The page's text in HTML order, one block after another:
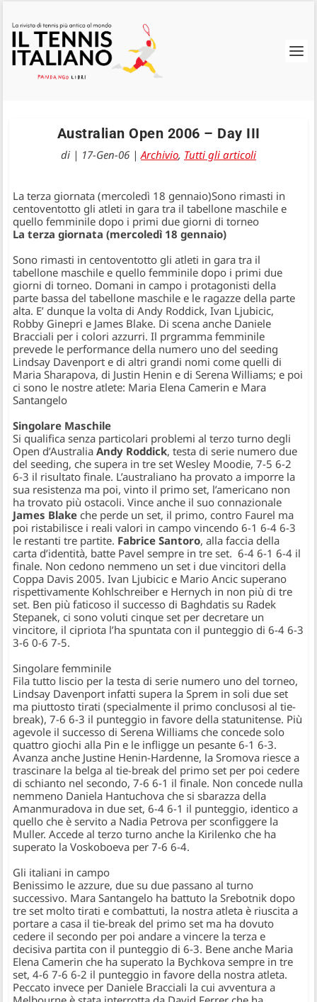
Australian Open 2006 – Day III
di | 17-Gen-06 |Archivio, Tutti gli articoli
La terza giornata (mercoledì 18 gennaio)Sono rimasti in
centoventotto gli atleti in gara tra il tabellone maschile e
quello femminile dopo i primi due giorni di torneo
La terza giornata (mercoledì 18 gennaio)
Sono rimasti in centoventotto gli atleti in gara tra il
tabellone maschile e quello femminile dopo i primi due
giorni di torneo. Domani in campo i protagonisti della
parte bassa del tabellone maschile e le ragazze della parte
alta. E’ dunque la volta di Andy Roddick, Ivan Ljubicic,
Robby Ginepri e James Blake. Di scena anche Daniele
Bracciali per i colori azzurri. Il prgramma femminile
prevede le performance della numero uno del seeding
Lindsay Davenport e di altri grandi nomi come quelli di
Maria Sharapova, di Justin Henin e di Serena Williams; e poi
ci sono le nostre atlete: Maria Elena Camerin e Mara
Santangelo
Singolare Maschile
Si qualifica senza particolari problemi al terzo turno degli
Open d’AustraliaAndy Roddick, testa di serie numero due
del seeding, che supera in tre set Wesley Moodie, 7-5 6-2
6-3 il risultato finale. L’australiano ha provato a imporre la
sua resistenza ma poi, vinto il primo set, l’americano non
ha trovato più ostacoli. Vince anche il suo connazionale
James Blake che perde un set, il primo, contro Faurel ma
poi ristabilisce i reali valori in campo vincendo 6-1 6-4 6-3
le restanti tre partite. Fabrice Santoro, alla faccia della
carta d’identità, batte Pavel sempre in tre set. 6-4 6-1 6-4 il
finale. Non cedono nemmeno un set i due vincitori della
Coppa Davis 2005.Ivan Ljubicic e Mario Ancic superano
rispettivamente Kohlschreiber e Hernych in non più di tre
set. Ben più faticoso il successo di Baghdatis su Radek
Stepanek, ci sono voluti cinque set per decretare un
vincitore, il cipriota l’ha spuntata con il punteggio di 6-4 6-3
3-6 0-6 7-5.
Singolare femminile
Fila tutto liscio per la testa di serie numero uno del torneo,
Lindsay Davenport infatti supera la Sprem in soli due set
ma piuttosto tirati (specialmente il primo conclusosi al tie-
break), 7-6 6-3 il punteggio in favore della statunitense. Più
agevole il successo diSerena Williams che concede solo
quattro giochi alla Pin e le infligge un pesante 6-1 6-3.
Avanza anche Justine Henin-Hardenne, la Sromova riesce a
trascinare la belga al tie-break del primo set per poi cedere
di schianto nel secondo, 7-6 6-1 il finale. Non concede nulla
nemmeno Daniela Hantuchova che si sbarazza della
Amanmuradova in due set, 6-4 6-1 il punteggio, identico a
quello che è servito a Nadia Petrova per sconfiggere la
Muller. Accede al terzo turno anche la Kirilenko che ha
superato la Voskoboeva per 7-6 6-4.
Gli italiani in campo
Benissimo le azzure, due su due passano al turno
successivo. Mara Santangelo ha battuto la Srebotnik dopo
tre set molto tirati e combattuti, la nostra atleta è riuscita a
portare a casa il tie-break del primo set ma ha dovuto
cedere il secondo per poi andare a vincere la terza e
decisiva partita con il punteggio di 6-3. Bene anche Maria
Elena Camerin che ha superato la Bychkova sempre in tre
set, 4-6 7-6 6-2 il punteggio in favore della nostra atleta.
Peccato invece per Daniele Bracciali la cui avventura a